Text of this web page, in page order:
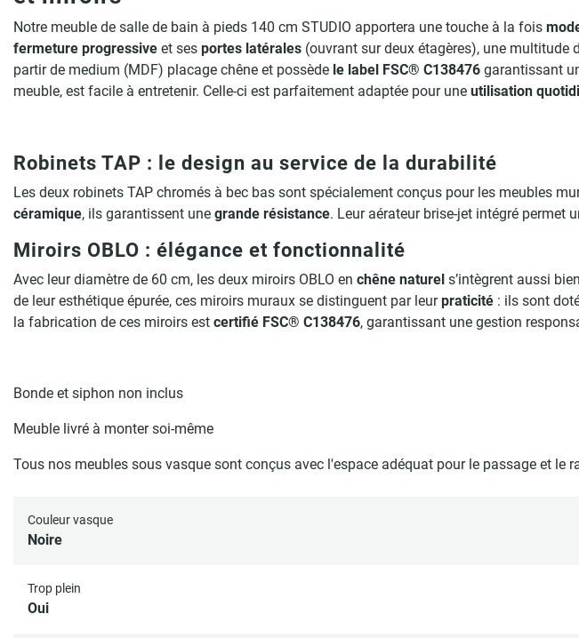
Notre meuble de salle de bain à pieds 140 cm STUDIO apportera une touche à la fois
fermeture progressive et ses portes latérales (ouvrant sur deux étagères), une
partir de medium (MDF) placage chêne et possède le label FSC® C138476 garantissant
meuble, est facile à entretenir. Celle-ci est parfaitement adaptée pour une utilisation
Robinets TAP : le design au service de la durabilité
Les deux robinets TAP chromés à bec bas sont spécialement conçus pour les meubles
céramique, ils garantissent une grande résistance. Leur aérateur brise-jet intégré permet
Miroirs OBLO : élégance et fonctionnalité
Avec leur diamètre de 60 cm, les deux miroirs OBLO en chêne naturel s’intègrent aussi
de leur esthétique épurée, ces miroirs muraux se distinguent par leurpraticité : ils sont
la fabrication de ces miroirs est certifié FSC® C138476, garantissant une gestion
Bonde et siphon non inclus
Meuble livré à monter soi-même
Tous nos meubles sous vasque sont conçus avec l'espace adéquat pour le passage et le
Couleur vasque
Noire
Trop plein
Oui